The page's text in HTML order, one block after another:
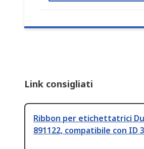
Link consigliati
Ribbon per etichettatrici
891122, compatibile con ID